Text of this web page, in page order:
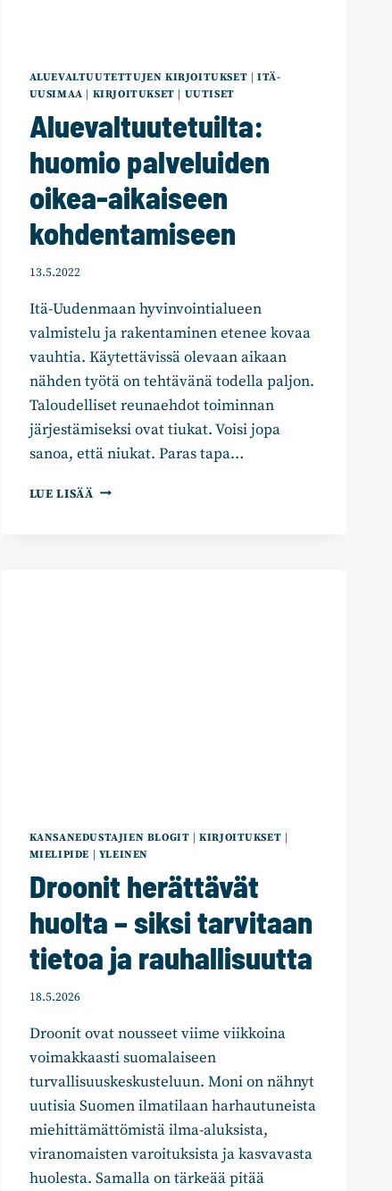
ALUEVALTUUTETTUJEN KIRJOITUKSET
ITÄ-
UUSIMAA
KIRJOITUKSET UUTISET
Aluevaltuutetuilta:
huomio palveluiden
oikea-aikaiseen
kohdentamiseen
13.5.2022
Itä-Uudenmaan hyvinvointialueen
valmistelu ja rakentaminen etenee kovaa
vauhtia. Käytettävissä olevaan aikaan
nähden työtä on tehtävänä todella paljon.
Taloudelliset reunaehdot toiminnan
järjestämiseksi ovat tiukat. Voisi jopa
sanoa, että niukat. Paras tapa…
LUE LISÄÄ ALUEVALTUUTETUILTA:
KANSANEDUSTAJIEN BLOGIT |KIRJOITUKSET
MIELIPIDE
YLEINEN
Droonit herättävät
huolta – siksi tarvitaan
tietoa ja rauhallisuutta
18.5.2026
Droonit ovat nousseet viime viikkoina
voimakkaasti suomalaiseen
turvallisuuskeskusteluun. Moni on nähnyt
uutisia Suomen ilmatilaan harhautuneista
miehittämättömistä ilma-aluksista,
viranomaisten varoituksista ja kasvavasta
huolesta. Samalla on tärkeää pitää